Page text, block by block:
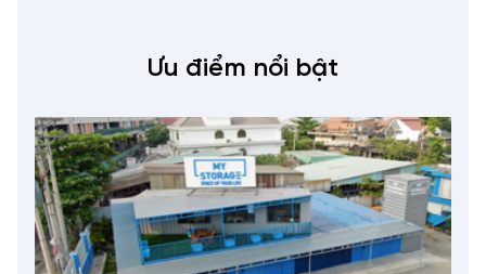
Ưu điểm nổi bật